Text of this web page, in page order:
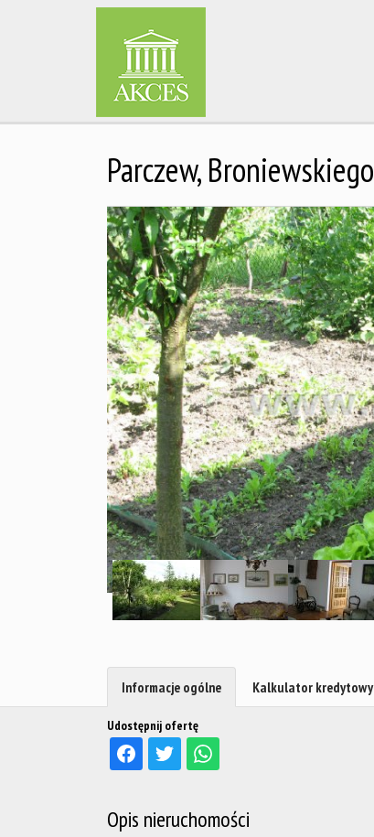
Parczew, Broniewskiego
Udostępnij ofertę
Informacje ogólne Kalkulator kredytowy
Opis nieruchomości